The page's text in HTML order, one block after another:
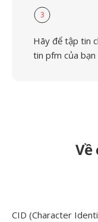
3
Hãy để tập tin
tin pfm của
Về
CID (Character